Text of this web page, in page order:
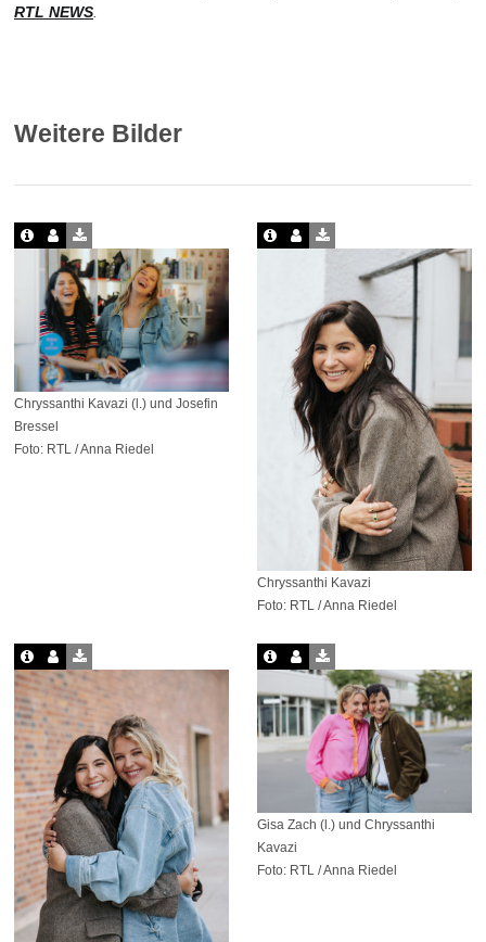
RTL NEWS.
Weitere Bilder
Chryssanthi Kavazi (l.) und Josefin
Bressel
Foto: RTL / Anna Riedel
Chryssanthi Kavazi
Foto: RTL / Anna Riedel
Gisa Zach (l.) und Chryssanthi
Kavazi
Foto: RTL / Anna Riedel